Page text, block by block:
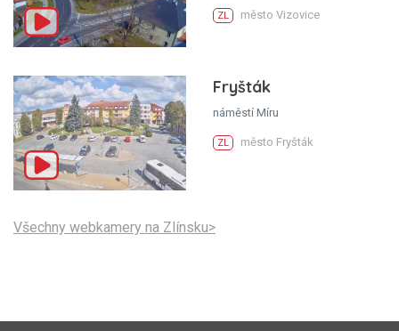
ZL město Vizovice
Fryšták
náměstí Míru
ZL město Fryšták
Všechny webkamery na Zlínsku>